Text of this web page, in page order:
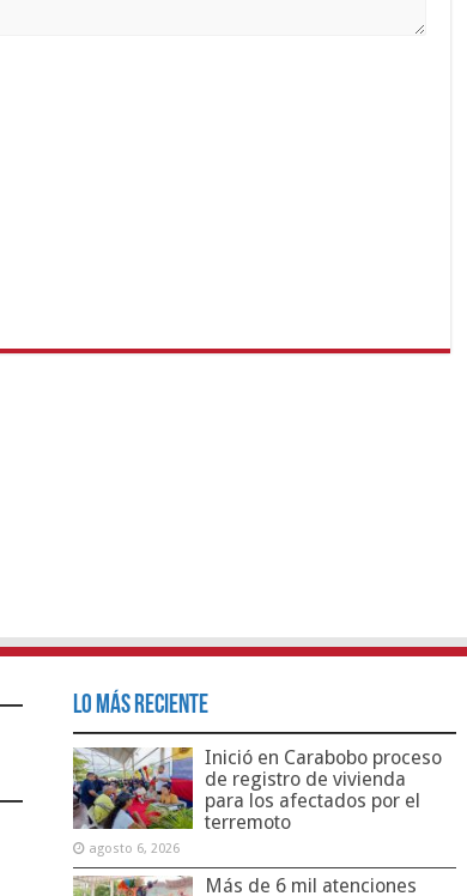
Lo Más Reciente
Inició en Carabobo proceso
de registro de vivienda
para los afectados por el
terremoto
agosto 6, 2026
Más de 6 mil atenciones